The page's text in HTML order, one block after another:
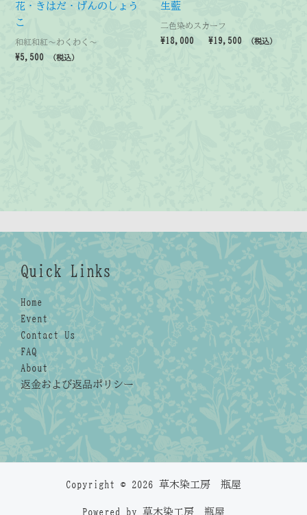
花・きはだ・げんのしょう
こ
和紅和紅～わくわく～
¥5,500 （税込）
生藍
二色染めスカーフ
¥18,000 ¥19,500 （税込）
Quick Links
Home
Event
Contact Us
FAQ
About
返金および返品ポリシー
Copyright © 2026 草木染工房 瓶屋
Powered by 草木染工房 瓶屋